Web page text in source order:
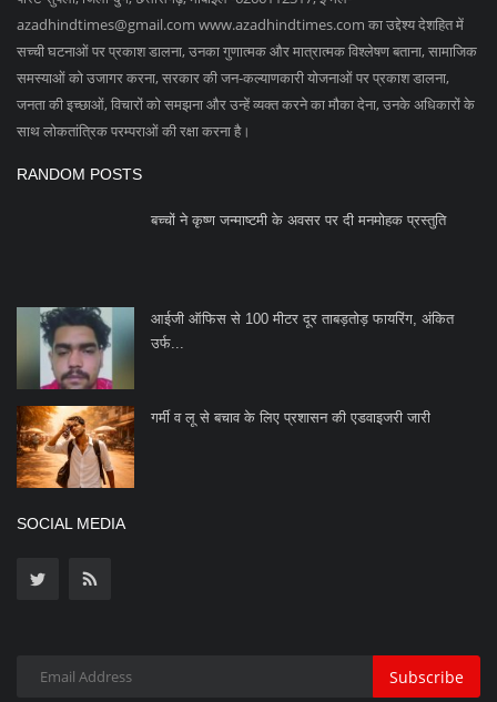
azadhindtimes@gmail.com www.azadhindtimes.com का उद्देश्य देशहित में
सच्ची घटनाओं पर प्रकाश डालना, उनका गुणात्मक और मात्रात्मक विश्लेषण बताना, सामाजिक
समस्याओं को उजागर करना, सरकार की जन-कल्याणकारी योजनाओं पर प्रकाश डालना,
जनता की इच्छाओं, विचारों को समझना और उन्हें व्यक्त करने का मौका देना, उनके अधिकारों के
साथ लोकतांत्रिक परम्पराओं की रक्षा करना है।
RANDOM POSTS
बच्चों ने कृष्ण जन्माष्टमी के अवसर पर दी मनमोहक प्रस्तुति
आईजी ऑफिस से 100 मीटर दूर ताबड़तोड़ फायरिंग, अंकित
उर्फ...
गर्मी व लू से बचाव के लिए प्रशासन की एडवाइजरी जारी
SOCIAL MEDIA
Subscribe